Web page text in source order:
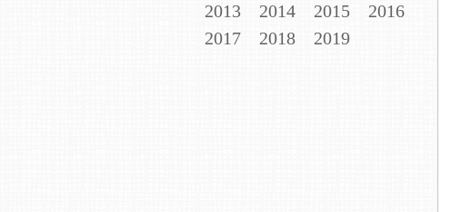
2013
2014 2015
2016
2017
2018 2019